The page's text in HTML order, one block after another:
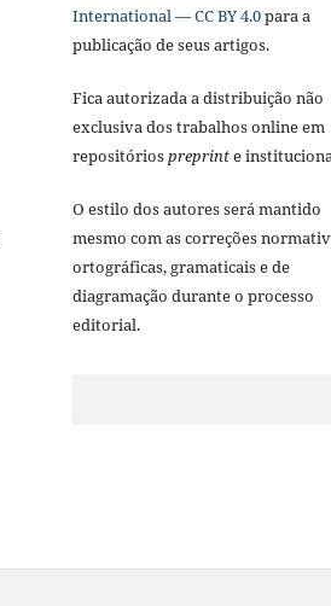
International — CC BY 4.0para a
publicação de seus artigos.
Fica autorizada a distribuição não
exclusiva dos trabalhos online em
repositóriospreprinte
O estilo dos autores será mantido
mesmo com as correções
ortográficas, gramaticais e de
diagramação durante o processo
editorial.